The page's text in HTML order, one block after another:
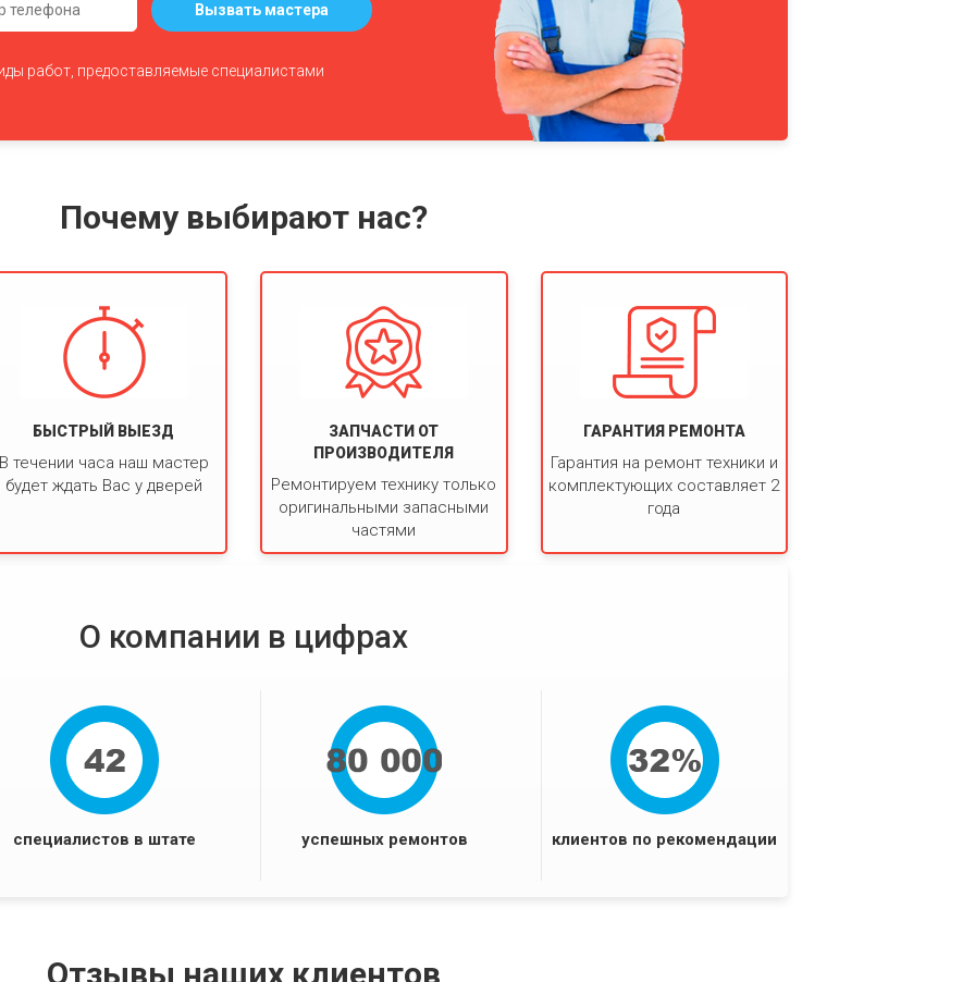
Вызвать мастера
работ, предоставляемые специалистами
Почему выбирают нас?
БЫСТРЫЙ ВЫЕЗД
течении часа наш мастер
будет ждать Вас у дверей
ЗАПЧАСТИ ОТ
ПРОИЗВОДИТЕЛЯ
Ремонтируем технику только
оригинальными запасными
частями
ГАРАНТИЯ РЕМОНТА
Гарантия на ремонт техники и
комплектующих составляет 2
года
О компании в цифрах
специалистов в штате успешных ремонтов клиентов по рекомендации
Отзывы наших клиентов